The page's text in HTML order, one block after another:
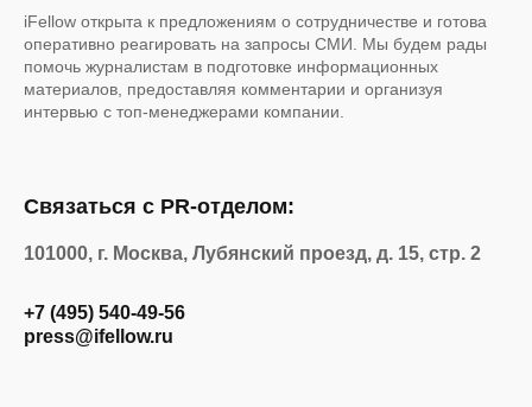
iFellow открыта к предложениям о сотрудничестве и готова
оперативно реагировать на запросы СМИ. Мы будем рады
помочь журналистам в подготовке информационных
материалов, предоставляя комментарии и организуя
интервью с топ-менеджерами компании.
Связаться с PR-отделом:
101000, г. Москва, Лубянский проезд, д. 15, стр. 2
+7 (495) 540-49-56
press@ifellow.ru